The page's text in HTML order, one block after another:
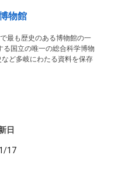
物館
最も歴史のある博物館の一
る国立の唯一の総合科学博物
など多岐にわたる資料を保存
日
17